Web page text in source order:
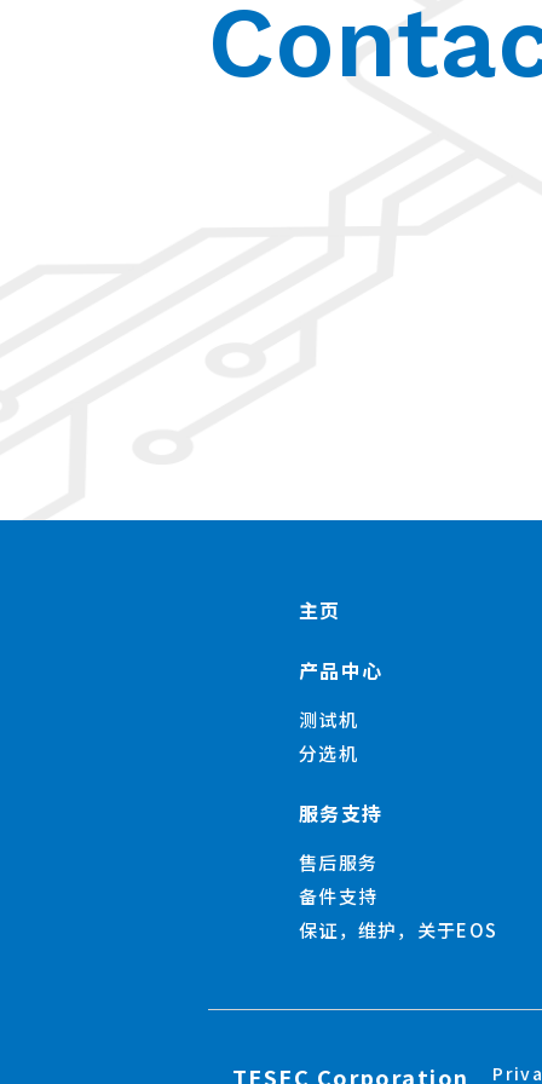
主页
产品中心
测试机
分选机
服务支持
售后服务
备件支持
保证，维护，关于EOS
TESEC Corporation